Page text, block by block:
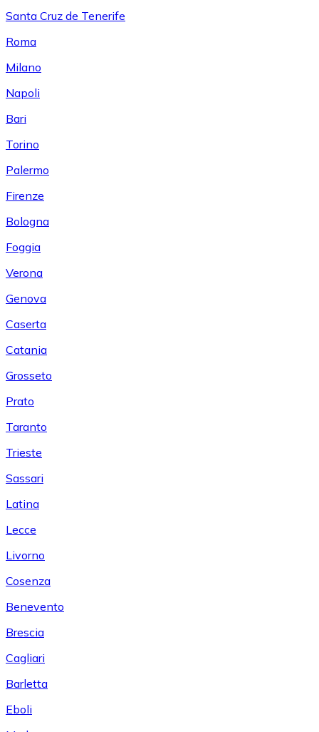
Santa Cruz de Tenerife
Roma
Milano
Napoli
Bari
Torino
Palermo
Firenze
Bologna
Foggia
Verona
Genova
Caserta
Catania
Grosseto
Prato
Taranto
Trieste
Sassari
Latina
Lecce
Livorno
Cosenza
Benevento
Brescia
Cagliari
Barletta
Eboli